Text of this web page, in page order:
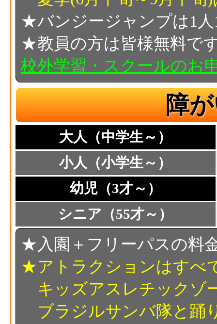
★バンジージャンプは1人
★教員の方は皆様無料で
校外学習・スクールのお
障
大人（中学生～）
小人（小学生～）
幼児（3才～）
シニア（55才～）
★入園＋フリーパスの料
★アトラクションはすべ
キッズアスレチックゾ
ブラジルサンバ隊と踊